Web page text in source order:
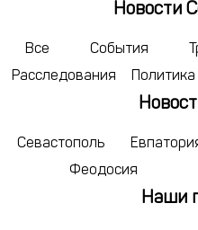
20
25 26 27
1 2 3
Новости
Все События
Расследования
Политика
Севастополь
Феодосия
Наши